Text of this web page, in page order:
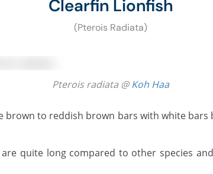
Clearfin Lionfish
(Pterois Radiata)
Pterois radiata @Koh Haa